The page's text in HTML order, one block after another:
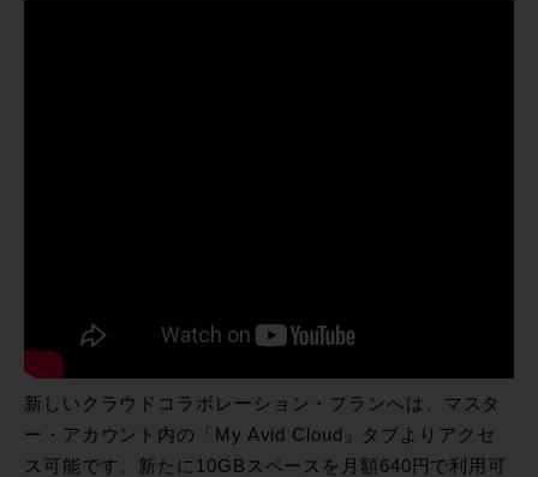
新しいクラウドコラボレーション・プランへは、マスタ
ー・アカウント内の「My Avid Cloud」タブよりアクセ
ス可能です。新たに10GBスペースを月額640円で利用可